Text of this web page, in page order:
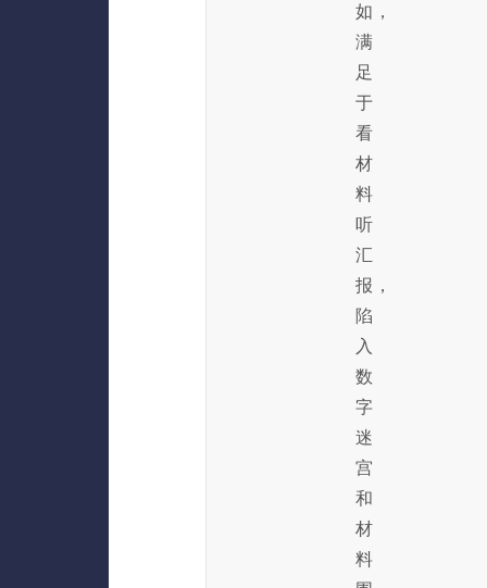
如，
满
足
于
看
材
料
听
汇
报，
陷
入
数
字
迷
宫
和
材
料